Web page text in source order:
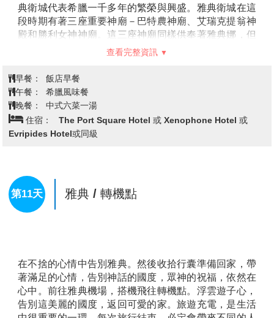
典衛城代表希臘一千多年的繁榮與興盛。雅典衛城在這
段時期有著三座重要神廟－巴特農神廟、艾瑞克提翁神
殿和勝利女神神廟。這三座神廟同樣供奉著雅典娜，但
意義卻有不同。巴特農神廟強調的是雅典娜的聖潔，巴
著名建築遺跡的璀璨明珠，有「希臘國寶」之稱，全部
由白色大理石建造而成。”艾瑞克提翁神殿” 建於西元前
421年，是衛城計劃中最後完成的重要建築。神殿因其
形體複雜和精緻完美而著名。供奉的是一尊古老雅典娜
神像，最著名的便是它的「女像柱」在古典建築中相當
【宙斯神殿Temple of Olympian Zeus】
麗的神殿之一，建於公元前6世紀，奉獻給宙斯，古希
臘神話中的主神。這座神殿的規模宏大，是當時世界上
存仍顯示出當時建築的宏大與精緻。(下車參觀)
【憲法廣場Syntagma Square】 是希臘首都最具象徵
性的廣場之一。這裡是雅典的政治與歷史核心，周圍環
繞著許多重要的建築，包括希臘議會大廈和無名戰士紀
查看完整資訊
早餐：
飯店早餐
午餐：
希臘風味餐
晚餐：
中式六菜一湯
住宿：
The Port Square Hotel 或 Xenophone Hotel 或
Evripides Hotel或同級
第11天 雅典 / 轉機點
在不捨的心情中告別雅典。然後收拾行囊準備回家，帶
著滿足的心情，告別神話的國度，眾神的祝福，依然在
心中。前往雅典機場，搭機飛往轉機點。浮雲遊子心，
告別這美麗的國度，返回可愛的家。旅遊充電，是生活